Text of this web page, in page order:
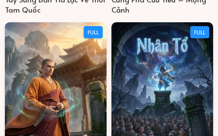
Tam Quốc
Cảnh
FULL FULL